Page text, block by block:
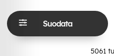
Suodata
5061